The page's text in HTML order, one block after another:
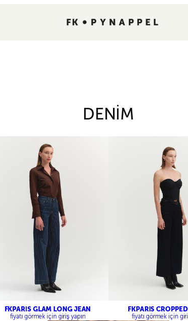
DENIM
FKPARİS GLAM LONG JEAN
fiyatı görmek için giriş yapın
FKPARİS
fiyatı görmek için